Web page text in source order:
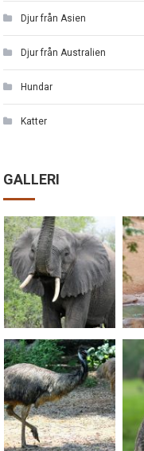
Djur från Asien
Djur från Australien
Hundar
Katter
GALLERI